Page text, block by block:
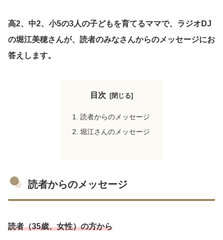
高2、中2、小5の3人の子どもを育てるママで、ラジオDJ
の堀江美穂さんが、読者のみなさんからのメッセージにお
答えします。
目次
読者からのメッセージ
堀江さんのメッセージ
読者からのメッセージ
読者（35歳、女性）の方から
中部電力